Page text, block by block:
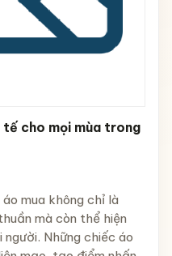
tế cho mọi mùa trong
mua không chỉ là
mà còn thể hiện
Những chiếc áo